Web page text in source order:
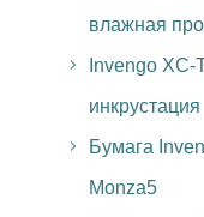
влажная
Invengo
инкрустация
Бумага
Monza5